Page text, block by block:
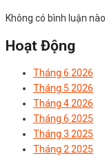
Không có bình luận
Hoạt Động
Tháng 6 2026
Tháng 5 2026
Tháng 4 2026
Tháng 6 2025
Tháng 3 2025
Tháng 2 2025